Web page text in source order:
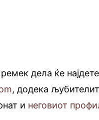
дела ќе
, додека
и неговиот